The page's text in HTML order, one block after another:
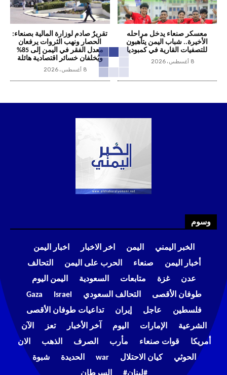
معسكر صنعاء يدخل مراحله
الأخيرة.. شباب اليمن يتأهبون
للتصفيات القارية في كمبوديا
8 أغسطس، 2026
تقريرٌ صادم لوزارة المالية بصنعاء:
الحصار ونهب الثروات يرفعان
معدل الفقر في اليمن إلى 85%
ويُخلفان خسائر اقتصادية هائلة
8 أغسطس، 2026
وسوم
الخبر اليمني اليمن اخر الاخبار
اخبار اليمن
أخبار اليمن
صنعاء الحرب على اليمن
التحالف
عدن
غزة متابعات السعودية
اليمن اليوم
طوفان الأقصى
التحالف السعودي Israel
Gaza
فلسطين
عاجل إيران
تداعيات طوفان الأقصى
الشرعية
الإمارات اليوم آخر الأخبار تعز
الآن
أمريكا
قوات صنعاء مأرب الصرف الذهب
الان
الحوثي
كيان الاحتلال war الحديدة
شبوة